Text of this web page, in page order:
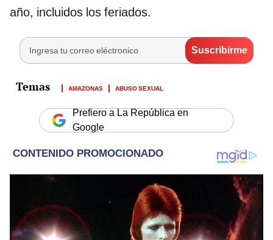
año, incluidos los feriados.
AMAZONAS ABUSO SEXUAL
Prefiero a La República en
Google